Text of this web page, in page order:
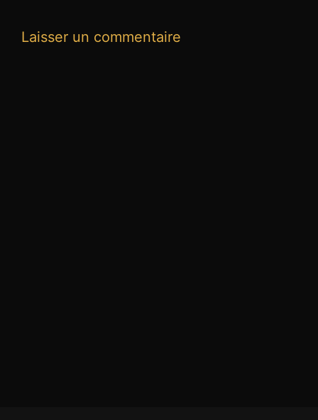
Laisser un commentaire